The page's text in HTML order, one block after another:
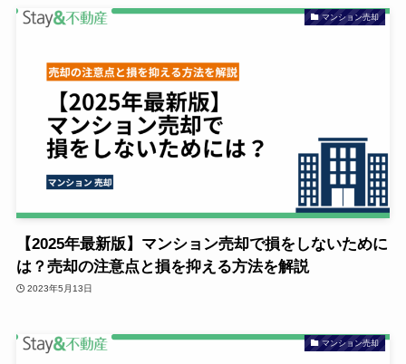
マンション売却
【2025年最新版】マンション売却で損をしないために
は？売却の注意点と損を抑える方法を解説
2023年5月13日
マンション売却